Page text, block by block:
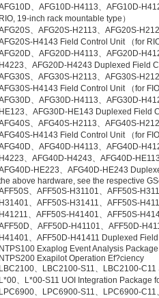
、AFG10D-H4113、AFG10D-
RIO, 19-inch rack mountable type）
、AFG20S-H2113、AFG20S-
H4143 Field Control Unit （for
、AFG20D-H4113、AFG20D-
H4223、AFG20D-H4243 Duplexed Field
、AFG30S-H2113、AFG30S-
H4143 Field Control Unit （for
、AFG30D-H4113、AFG30D-
HE123、AFG30D-HE143 Duplexed Field
、AFG40S-H2113、AFG40S-
H4143 Field Control Unit （for
、AFG40D-H4113、AFG40D-
H4223、AFG40D-H4243、AFG40D-
HE223、AFG40D-HE243
above hardware, see the respective
、AFF50S-H31101、AFF50S-
H31401、AFF50S-H31411、AFF50S-
H41211、AFF50S-H41401、AFF50S-
、AFF50D-H41101、AFF50D-
H41401、AFF50D-H41411 Duplexed
NTPS100 Exaplog Event Analysis Package
NTPS200 Exapilot Operation Ef?ciency
LBC2100、LBC2100-S11、LBC2100-
L*00、L*00-S11 UOI Integration Package
LPC6900、LPC6900-S11、LPC6900-